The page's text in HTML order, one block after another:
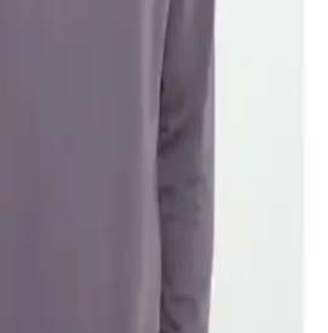
Karşılaştırması: Kot ve
ve Kullanıcı
kanvas uyumlu erkek kemerleri detaylı
ve dayanıklılık açısından önemli
Hakiki Deri Erkek Kemerleri
İçin Uygun
ve dayanıklılığıyla öne çıkar.
ideal olan bu kemerler, uzun ömürlü
vazgeçilmezi olur.